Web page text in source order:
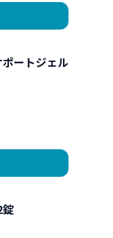
ートジェル